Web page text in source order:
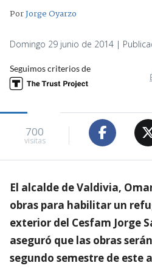
PorJorge Oyarzo
Domingo 29 junio de 2014 |
Seguimos criterios de
700
visitas
El alcalde de Valdivia,
obras para habilitar un
exterior del Cesfam Jorge
aseguró que las obras
segundo semestre de este